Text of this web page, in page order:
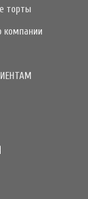
торты
компании